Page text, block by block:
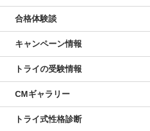
合格体験談
キャンペーン情報
トライの受験情報
CMギャラリー
トライ式性格診断